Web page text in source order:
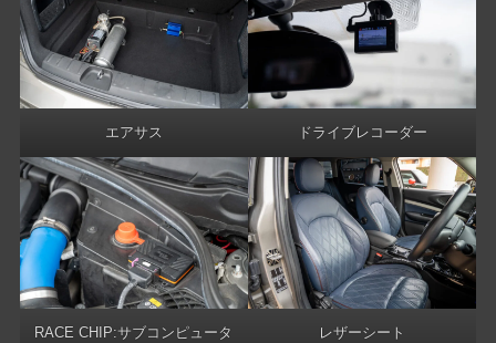
エアサス ドライブレコーダー
RACE CHIP:サブコンピュータ
レザーシート